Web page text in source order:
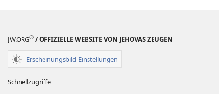
JW.ORG® / OFFIZIELLE WEBSITE VON JEHOVAS ZEUGEN
Erscheinungsbild-Einstellungen
Schnellzugriffe